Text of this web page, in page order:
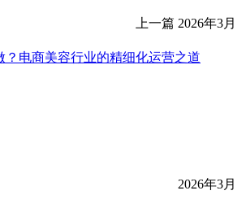
上一篇 2026年3月
？电商美容行业的精细化运营之道
2026年3月